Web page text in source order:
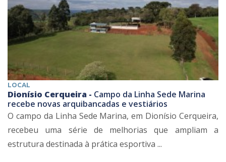
LOCAL
Dionísio Cerqueira - Campo da Linha Sede Marina
recebe novas arquibancadas e vestiários
O campo da Linha Sede Marina, em Dionísio Cerqueira,
recebeu uma série de melhorias que ampliam a
estrutura destinada à prática esportiva ...